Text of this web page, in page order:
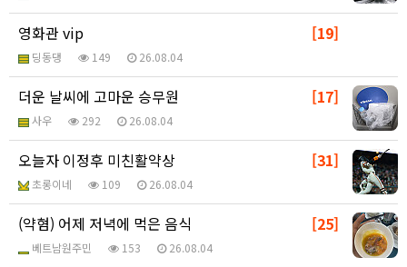
[19]
영화관 vip
딩동댕 149 26.08.04
[17]
더운 날씨에 고마운 승무원
사우 292 26.08.04
[31]
오늘자 이정후 미친활약상
초롱이네 109 26.08.04
[25]
(약혐) 어제 저녁에 먹은 음식
베트남원주민 153 26.08.04